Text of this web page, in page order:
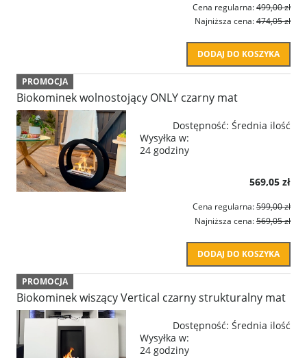
Cena regularna:499,00 zł
Najniższa cena:474,05 zł
DODAJ DO KOSZYKA
Biokominek wolnostojący ONLY czarny mat
Dostępność: Średnia ilość
Wysyłka w:
24 godziny
569,05 zł
Cena regularna:599,00 zł
Najniższa cena:569,05 zł
DODAJ DO KOSZYKA
PROMOCJA
Biokominek wiszący Vertical czarny strukturalny mat
Dostępność: Średnia ilość
Wysyłka w:
24 godziny
PROMOCJA